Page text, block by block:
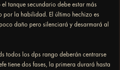
tanque secundario debe estar más
la habilidad. El último hechizo es
daño pero silenciará y desarmará al
todos los dps rango deberán centrarse
tiene dos fases, la primera durará hasta